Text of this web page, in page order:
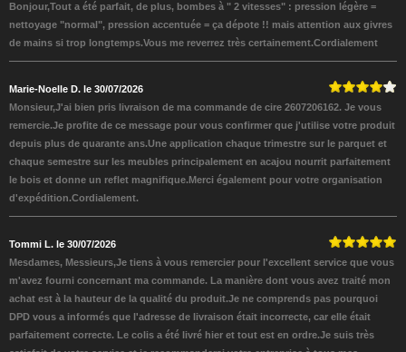
Bonjour,Tout a été parfait, de plus, bombes à " 2 vitesses" : pression légère =
nettoyage "normal", pression accentuée = ça dépote !! mais attention aux givres
de mains si trop longtemps.Vous me reverrez très certainement.Cordialement
Marie-Noelle D. le 30/07/2026
Monsieur,J'ai bien pris livraison de ma commande de cire 2607206162. Je vous
remercie.Je profite de ce message pour vous confirmer que j'utilise votre produit
depuis plus de quarante ans.Une application chaque trimestre sur le parquet et
chaque semestre sur les meubles principalement en acajou nourrit parfaitement
le bois et donne un reflet magnifique.Merci également pour votre organisation
d'expédition.Cordialement.
Tommi L. le 30/07/2026
Mesdames, Messieurs,Je tiens à vous remercier pour l'excellent service que vous
m'avez fourni concernant ma commande. La manière dont vous avez traité mon
achat est à la hauteur de la qualité du produit.Je ne comprends pas pourquoi
DPD vous a informés que l'adresse de livraison était incorrecte, car elle était
parfaitement correcte. Le colis a été livré hier et tout est en ordre.Je suis très